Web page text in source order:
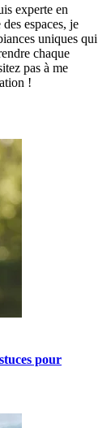
experte en
espaces, je
uniques qui
chaque
pas à me
!
pour